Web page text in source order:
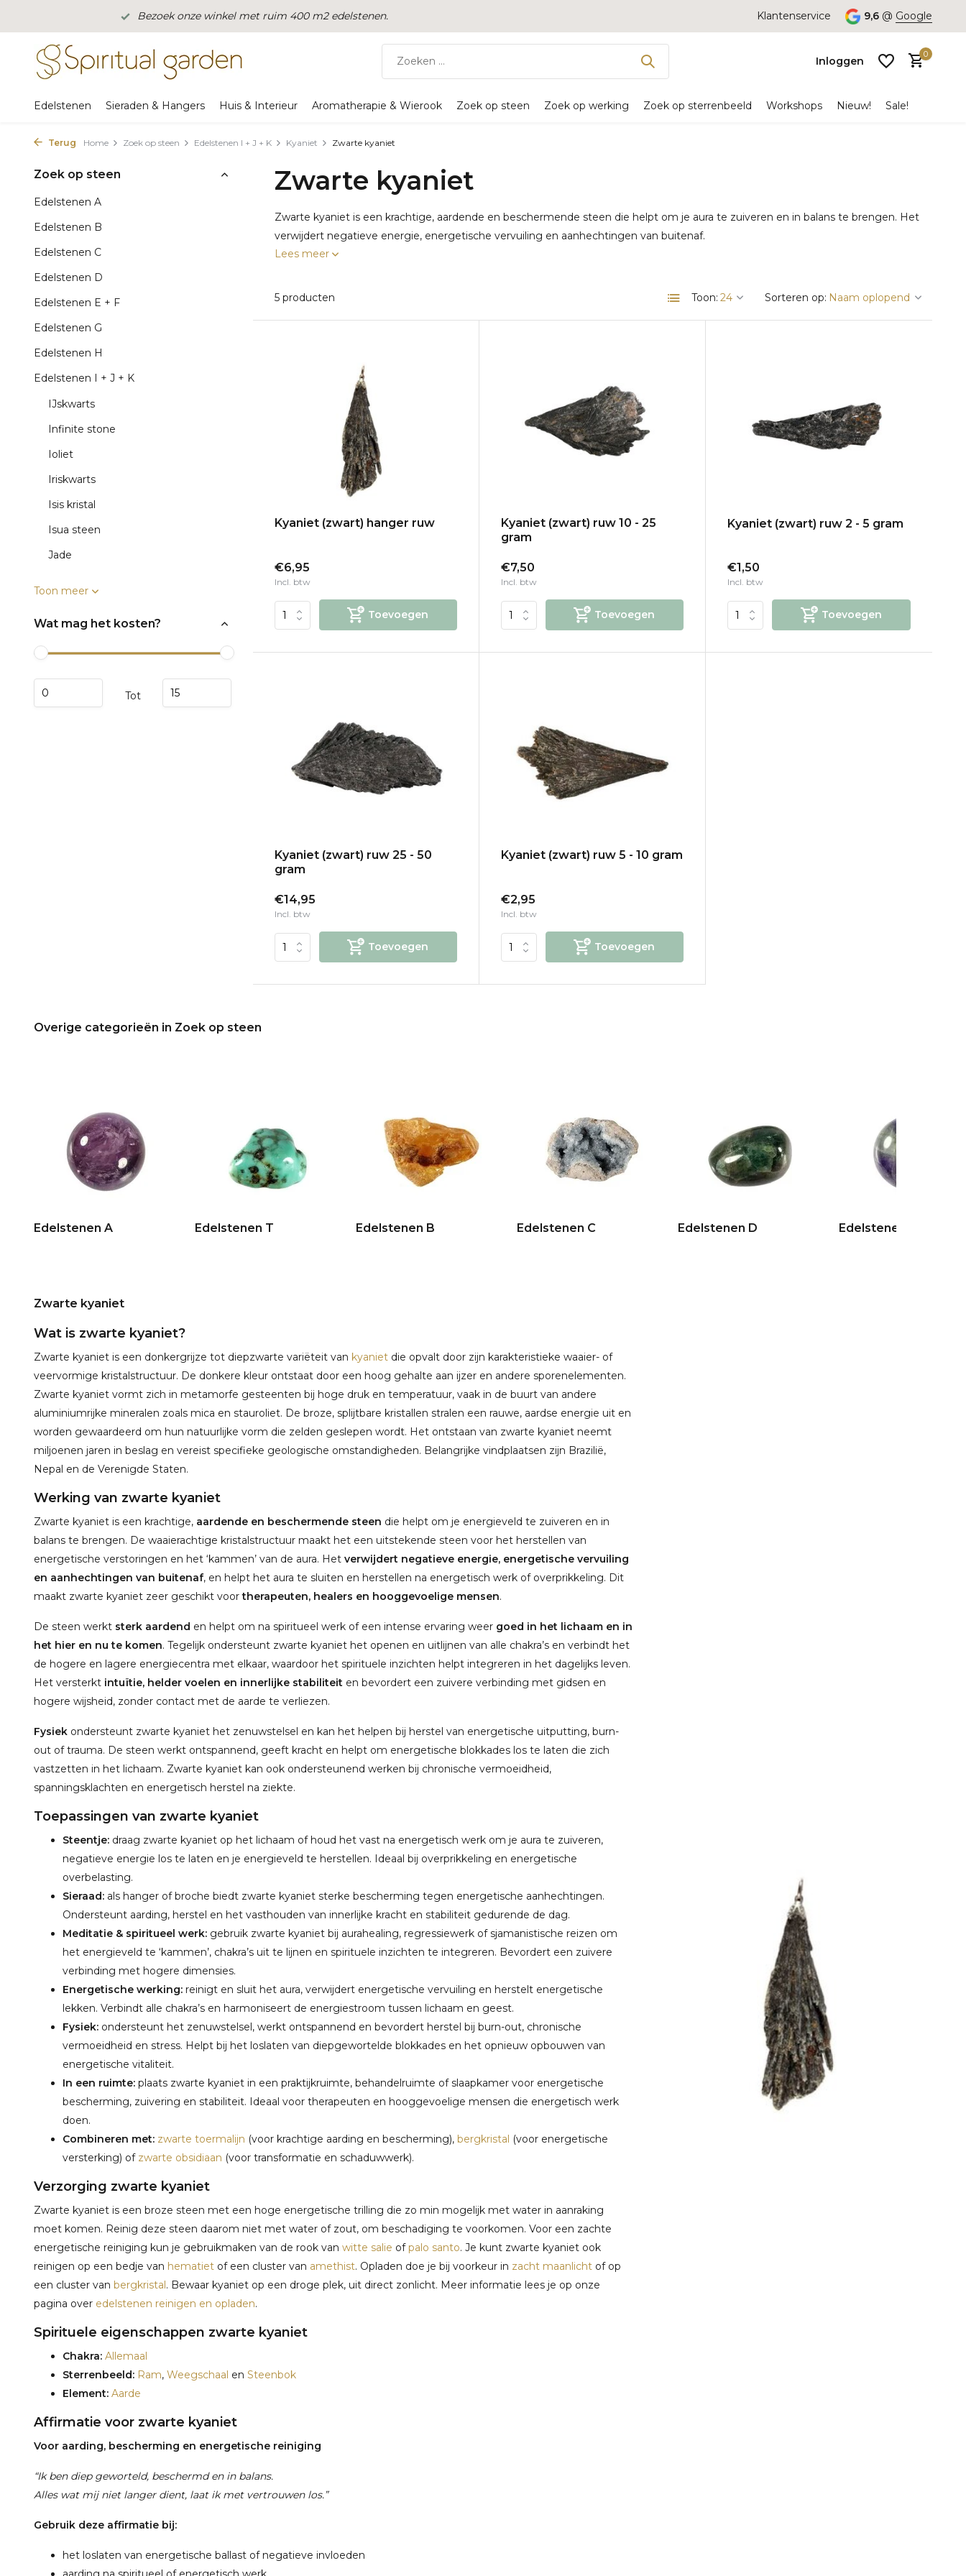
Bezoek onze winkel met ruim 400 m2 edelstenen. Klantenservice 9,6 @ Google
Inloggen
0
Edelstenen Sieraden & Hangers Huis & Interieur Aromatherapie & Wierook Zoek op steen Zoek op werking Zoek op sterrenbeeld Workshops Nieuw! Sale!
Terug Home Zoek op steen Edelstenen I + J + K Kyaniet Zwarte kyaniet
Zoek op steen
Edelstenen A
Edelstenen B
Edelstenen C
Edelstenen D
Edelstenen E + F
Edelstenen G
Edelstenen H
Edelstenen I + J + K
IJskwarts
Infinite stone
Ioliet
Iriskwarts
Isis kristal
Isua steen
Jade
Toon meer
Wat mag het kosten?
Tot
Zwarte kyaniet
Zwarte kyaniet is een krachtige, aardende en beschermende steen die helpt om je aura te zuiveren en in balans te brengen. Het
verwijdert negatieve energie, energetische vervuiling en aanhechtingen van buitenaf.
Lees meer
5 producten Toon: Sorteren op:
Kyaniet (zwart) hanger ruw
€6,95
Incl. btw
Toevoegen
Kyaniet (zwart) ruw 10 - 25
gram
€7,50
Incl. btw
Toevoegen
Kyaniet (zwart) ruw 2 - 5 gram
€1,50
Incl. btw
Toevoegen
Kyaniet (zwart) ruw 25 - 50
gram
€14,95
Incl. btw
Toevoegen
Kyaniet (zwart) ruw 5 - 10 gram
€2,95
Incl. btw
Toevoegen
Overige categorieën in Zoek op steen
Edelstenen A Edelstenen T Edelstenen B Edelstenen C Edelstenen D Edelstenen E + F
Zwarte kyaniet
Wat is zwarte kyaniet?
Zwarte kyaniet is een donkergrijze tot diepzwarte variëteit van kyaniet die opvalt door zijn karakteristieke waaier- of
veervormige kristalstructuur. De donkere kleur ontstaat door een hoog gehalte aan ijzer en andere sporenelementen.
Zwarte kyaniet vormt zich in metamorfe gesteenten bij hoge druk en temperatuur, vaak in de buurt van andere
aluminiumrijke mineralen zoals mica en stauroliet. De broze, splijtbare kristallen stralen een rauwe, aardse energie uit en
worden gewaardeerd om hun natuurlijke vorm die zelden geslepen wordt. Het ontstaan van zwarte kyaniet neemt
miljoenen jaren in beslag en vereist specifieke geologische omstandigheden. Belangrijke vindplaatsen zijn Brazilië,
Nepal en de Verenigde Staten.
Werking van zwarte kyaniet
Zwarte kyaniet is een krachtige, aardende en beschermende steen die helpt om je energieveld te zuiveren en in
balans te brengen. De waaierachtige kristalstructuur maakt het een uitstekende steen voor het herstellen van
energetische verstoringen en het ‘kammen’ van de aura. Het verwijdert negatieve energie, energetische vervuiling
en aanhechtingen van buitenaf, en helpt het aura te sluiten en herstellen na energetisch werk of overprikkeling. Dit
maakt zwarte kyaniet zeer geschikt voortherapeuten, healers en hooggevoelige mensen.
De steen werkt sterk aardend en helpt om na spiritueel werk of een intense ervaring weer goed in het lichaam en in
het hier en nu te komen. Tegelijk ondersteunt zwarte kyaniet het openen en uitlijnen van alle chakra’s en verbindt het
de hogere en lagere energiecentra met elkaar, waardoor het spirituele inzichten helpt integreren in het dagelijks leven.
Het versterkt intuïtie, helder voelen en innerlijke stabiliteit en bevordert een zuivere verbinding met gidsen en
hogere wijsheid, zonder contact met de aarde te verliezen.
Fysiek ondersteunt zwarte kyaniet het zenuwstelsel en kan het helpen bij herstel van energetische uitputting, burn-
out of trauma. De steen werkt ontspannend, geeft kracht en helpt om energetische blokkades los te laten die zich
vastzetten in het lichaam. Zwarte kyaniet kan ook ondersteunend werken bij chronische vermoeidheid,
spanningsklachten en energetisch herstel na ziekte.
Toepassingen van zwarte kyaniet
Steentje: draag zwarte kyaniet op het lichaam of houd het vast na energetisch werk om je aura te zuiveren,
negatieve energie los te laten en je energieveld te herstellen. Ideaal bij overprikkeling en energetische
overbelasting.
Sieraad: als hanger of broche biedt zwarte kyaniet sterke bescherming tegen energetische aanhechtingen.
Ondersteunt aarding, herstel en het vasthouden van innerlijke kracht en stabiliteit gedurende de dag.
Meditatie & spiritueel werk: gebruik zwarte kyaniet bij aurahealing, regressiewerk of sjamanistische reizen om
het energieveld te ‘kammen’, chakra’s uit te lijnen en spirituele inzichten te integreren. Bevordert een zuivere
verbinding met hogere dimensies.
Energetische werking: reinigt en sluit het aura, verwijdert energetische vervuiling en herstelt energetische
lekken. Verbindt alle chakra’s en harmoniseert de energiestroom tussen lichaam en geest.
Fysiek: ondersteunt het zenuwstelsel, werkt ontspannend en bevordert herstel bij burn-out, chronische
vermoeidheid en stress. Helpt bij het loslaten van diepgewortelde blokkades en het opnieuw opbouwen van
energetische vitaliteit.
In een ruimte: plaats zwarte kyaniet in een praktijkruimte, behandelruimte of slaapkamer voor energetische
bescherming, zuivering en stabiliteit. Ideaal voor therapeuten en hooggevoelige mensen die energetisch werk
doen.
Combineren met: zwarte toermalijn (voor krachtige aarding en bescherming), bergkristal (voor energetische
versterking) of zwarte obsidiaan (voor transformatie en schaduwwerk).
Verzorging zwarte kyaniet
Zwarte kyaniet is een broze steen met een hoge energetische trilling die zo min mogelijk met water in aanraking
moet komen. Reinig deze steen daarom niet met water of zout, om beschadiging te voorkomen. Voor een zachte
energetische reiniging kun je gebruikmaken van de rook van witte salie ofpalo santo. Je kunt zwarte kyaniet ook
reinigen op een bedje van hematiet of een cluster van amethist. Opladen doe je bij voorkeur in zacht maanlicht of op
een cluster van bergkristal . Bewaar kyaniet op een droge plek, uit direct zonlicht. Meer informatie lees je op onze
pagina over edelstenen reinigen en opladen.
Spirituele eigenschappen zwarte kyaniet
Chakra: Allemaal
Sterrenbeeld: Ram, Weegschaal en Steenbok
Element: Aarde
Affirmatie voor zwarte kyaniet
Voor aarding, bescherming en energetische reiniging
“Ik ben diep geworteld, beschermd en in balans.
Alles wat mij niet langer dient, laat ik met vertrouwen los.”
Gebruik deze affirmatie bij:
het loslaten van energetische ballast of negatieve invloeden